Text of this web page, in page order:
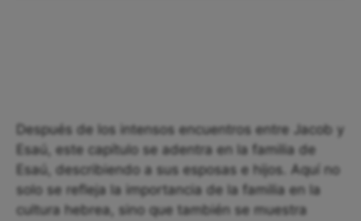
Después de los intensos encuentros entre Jacob y
Esaú, este capítulo se adentra en la familia de
Esaú, describiendo a sus esposas e hijos. Aquí no
solo se refleja la importancia de la familia en la
cultura hebrea, sino que también se muestra